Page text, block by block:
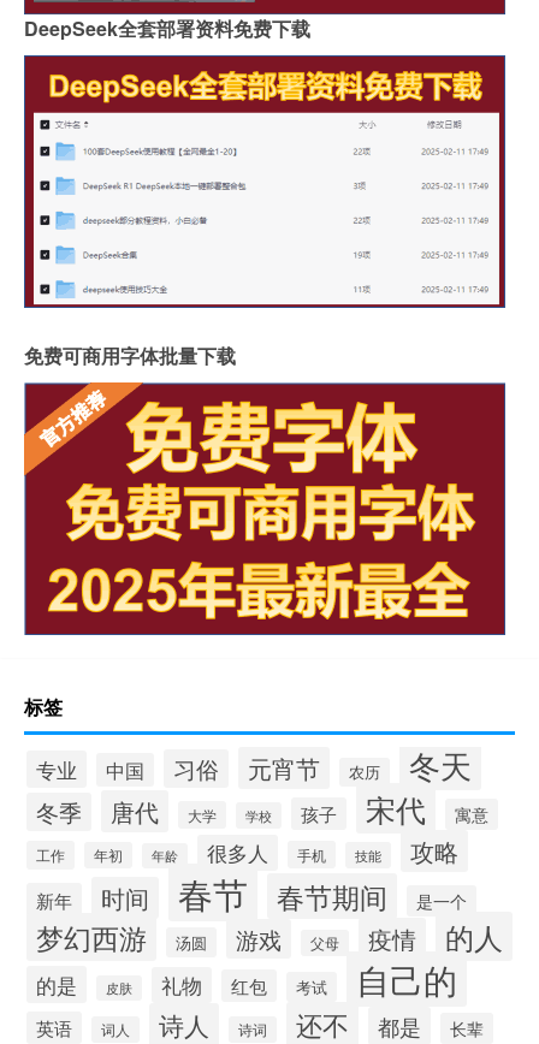
DeepSeek全套部署资料免费下载
免费可商用字体批量下载
标签
专业 中国 习俗 元宵节 农历 冬天
冬季 唐代 大学 学校 孩子 宋代 寓意
工作 年初 年龄 很多人 手机 技能 攻略
新年 时间 春节 春节期间 是一个
梦幻西游 汤圆 游戏 父母 疫情 的人
的是 皮肤 礼物 红包 考试 自己的
英语 词人 诗人 诗词 还不 都是 长辈